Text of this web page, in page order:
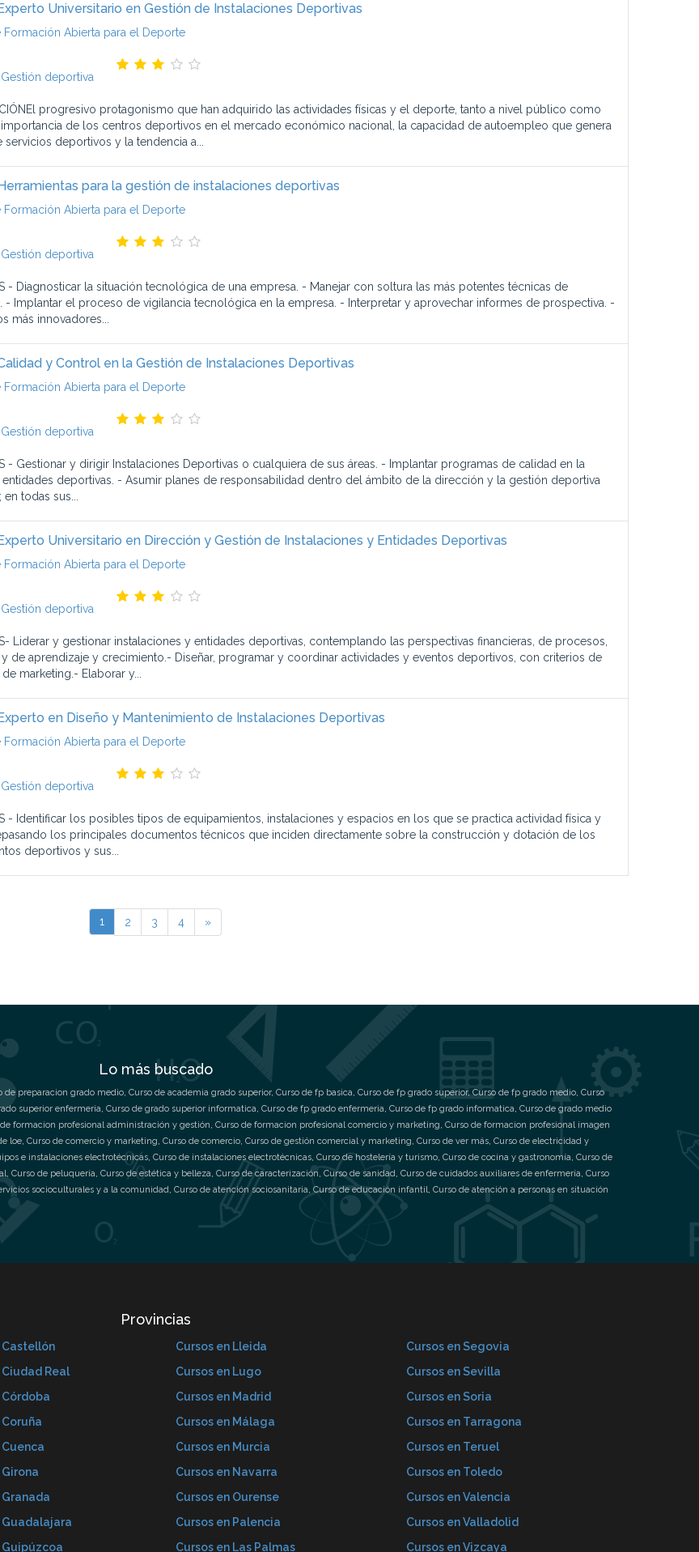
Universitario en Gestión de Instalaciones Deportivas
Formación Abierta para el Deporte
deportiva
progresivo protagonismo que han adquirido las actividades físicas y el deporte, tanto a nivel público como
de los centros deportivos en el mercado económico nacional, la capacidad de autoempleo que genera
servicios deportivos y la tendencia a...
para la gestión de instalaciones deportivas
Formación Abierta para el Deporte
deportiva
- Diagnosticar la situación tecnológica de una empresa. - Manejar con soltura las más potentes técnicas de
- Implantar el proceso de vigilancia tecnológica en la empresa. - Interpretar y aprovechar informes de prospectiva. -
más innovadores...
y Control en la Gestión de Instalaciones Deportivas
Formación Abierta para el Deporte
deportiva
- Gestionar y dirigir Instalaciones Deportivas o cualquiera de sus áreas. - Implantar programas de calidad en la
deportivas. - Asumir planes de responsabilidad dentro del ámbito de la dirección y la gestión deportiva
en todas sus...
Universitario en Dirección y Gestión de Instalaciones y Entidades Deportivas
Formación Abierta para el Deporte
deportiva
Liderar y gestionar instalaciones y entidades deportivas, contemplando las perspectivas financieras, de procesos,
de aprendizaje y crecimiento.- Diseñar, programar y coordinar actividades y eventos deportivos, con criterios de
marketing.- Elaborar y...
en Diseño y Mantenimiento de Instalaciones Deportivas
Formación Abierta para el Deporte
deportiva
- Identificar los posibles tipos de equipamientos, instalaciones y espacios en los que se practica actividad física y
los principales documentos técnicos que inciden directamente sobre la construcción y dotación de los
deportivos y sus...
1 2 3 4 »
Lo más buscado
de preparacion grado medio, Curso de academia grado superior, Curso de fp basica, Curso de fp grado superior,Curso de fp grado medio, Curso
superior enfermeria, Curso de grado superior informatica, Curso de fp grado enfermeria, Curso de fp grado informatica, Curso de grado medio
formacion profesional administración y gestión, Curso de formacion profesional comercio y marketing, Curso de formacion profesional imagen
loe, Curso de comercio y marketing, Curso de comercio, Curso de gestión comercial y marketing, Curso de ver más, Curso de electricidad y
e instalaciones electrotécnicas, Curso de instalaciones electrotécnicas, Curso de hostelería y turismo, Curso de cocina y gastronomía, Curso de
, Curso de peluquería, Curso de estética y belleza, Curso de caracterización, Curso de sanidad, Curso de cuidados auxiliares de enfermería, Curso
socioculturales y a la comunidad, Curso de atención sociosanitaria, Curso de educación infantil, Curso de atención a personas en situación
Provincias
Castellón
Ciudad Real
Córdoba
Cuenca
Girona
Granada
Guadalajara
Guipúzcoa
Cursos en Lleida
Cursos en Lugo
Cursos en Madrid
Cursos en Málaga
Cursos en Murcia
Cursos en Navarra
Cursos en Ourense
Cursos en Palencia
Cursos en Las Palmas
Cursos en Segovia
Cursos en Sevilla
Cursos en Soria
Cursos en Tarragona
Cursos en Teruel
Cursos en Toledo
Cursos en Valencia
Cursos en Valladolid
Cursos en Vizcaya